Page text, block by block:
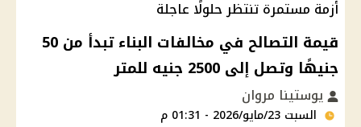
أزمة مستمرة تنتظر حلولًا عاجلة
قيمة التصالح في مخالفات البناء تبدأ من 50
جنيهًا وتصل إلى 2500 جنيه للمتر
يوستينا مروان
السبت 23/مايو/2026 - 01:31 م